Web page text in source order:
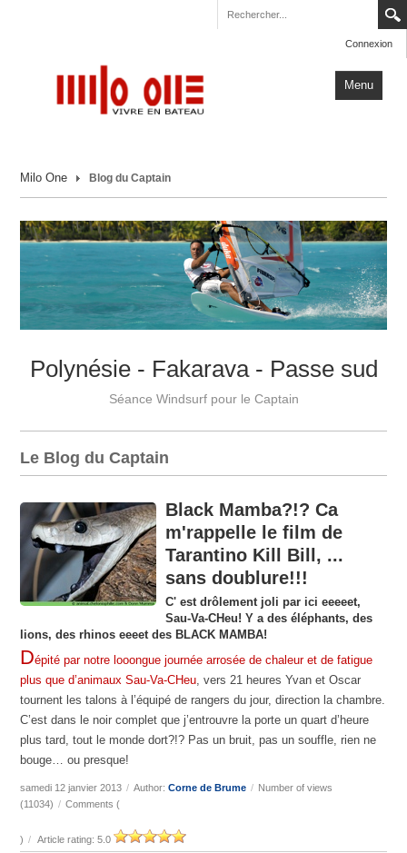
Connexion
Menu
Carnets de Voyage
Actualités
Plus
Milo One Blog du Captain
Polynésie - Fakarava - Passe sud
Séance Windsurf pour le Captain
Le Blog du Captain
Black Mamba?!? Ca
m'rappelle le film de
Tarantino Kill Bill, ...
sans doublure!!!
C' est drôlement joli par ici eeeeet,
Sau-Va-CHeu! Y a des éléphants, des
lions, des rhinos eeeet des BLACK MAMBA!
Dépité par notre looongue journée arrosée de chaleur et de fatigue
plus que d’animaux Sau-Va-CHeu, vers 21 heures Yvan et Oscar
tournent les talons à l’équipé de rangers du jour, direction la chambre.
C’est dans le noir complet que j’entrouvre la porte un quart d’heure
plus tard, tout le monde dort?!? Pas un bruit, pas un souffle, rien ne
bouge… ou presque!
samedi 12 janvier 2013 / Author:Corne de Brume / Number of views
(11034) / Comments (
) / Article rating: 5.0